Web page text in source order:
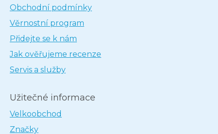
Obchodní podmínky
Věrnostní program
Přidejte se k nám
Jak ověřujeme recenze
Servis a služby
Užitečné informace
Velkoobchod
Značky